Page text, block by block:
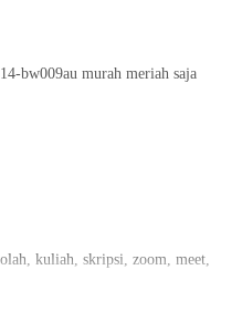
bw009au murah meriah saja
kuliah, skripsi, zoom, meet,